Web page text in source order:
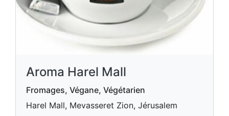
Aroma Harel Mall
Fromages, Végane, Végétarien
Harel Mall, Mevasseret Zion, Jérusalem